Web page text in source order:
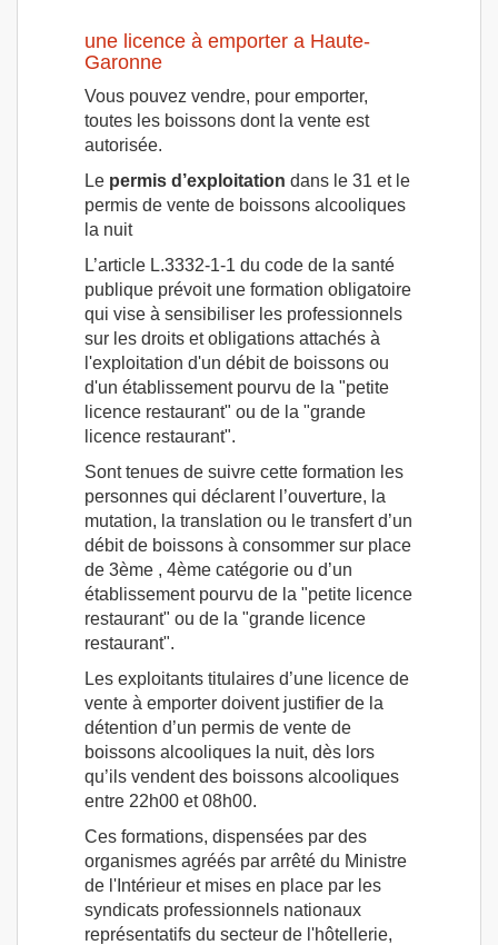
une licence à emporter a Haute-
Garonne
Vous pouvez vendre, pour emporter,
toutes les boissons dont la vente est
autorisée.
Le permis d’exploitation dans le 31 et le
permis de vente de boissons alcooliques
la nuit
L’article L.3332-1-1 du code de la santé
publique prévoit une formation obligatoire
qui vise à sensibiliser les professionnels
sur les droits et obligations attachés à
l'exploitation d'un débit de boissons ou
d'un établissement pourvu de la "petite
licence restaurant" ou de la "grande
licence restaurant".
Sont tenues de suivre cette formation les
personnes qui déclarent l’ouverture, la
mutation, la translation ou le transfert d’un
débit de boissons à consommer sur place
de 3ème , 4ème catégorie ou d’un
établissement pourvu de la "petite licence
restaurant" ou de la "grande licence
restaurant".
Les exploitants titulaires d’une licence de
vente à emporter doivent justifier de la
détention d’un permis de vente de
boissons alcooliques la nuit, dès lors
qu’ils vendent des boissons alcooliques
entre 22h00 et 08h00.
Ces formations, dispensées par des
organismes agréés par arrêté du Ministre
de l'Intérieur et mises en place par les
syndicats professionnels nationaux
représentatifs du secteur de l'hôtellerie,